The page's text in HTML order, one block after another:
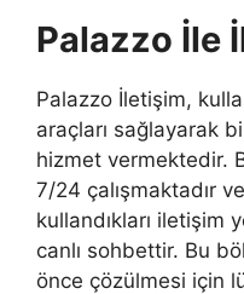
Palazzo İle
Palazzo İletişim,
araçları sağlayarak
hizmet vermektedir.
7/24 çalışmaktadır
kullandıkları iletişim
canlı sohbettir. Bu
önce çözülmesi için